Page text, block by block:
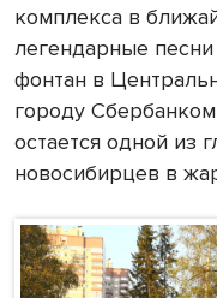
комплекса в
легендарные
фонтан в
городу
остается одной из
новосибирцев в